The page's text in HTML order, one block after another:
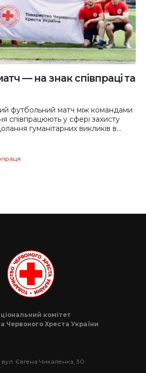
— на знак співпраці та
футбольний матч між командами
співпрацюють у сфері захисту
гуманітарних викликів в...
комітет
Червоного Хреста України
вул. Євгена Чикаленка, 30